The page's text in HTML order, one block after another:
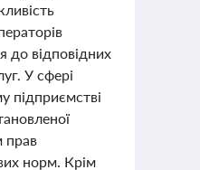
до відповідних
У сфері
підприємстві
прав
норм. Крім